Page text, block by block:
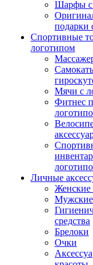
Шарфы с
подарки
Спортивные
логотипом
Мячи с
Фитнес
Личные
Женские
Мужские
средства
Брелоки
Очки